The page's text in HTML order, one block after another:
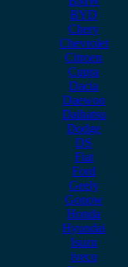
BYD
Chery
Chevrolet
Citroen
Cupra
Dacia
Daewoo
Daihatsu
Dodge
DS
Fiat
Ford
Geely
Gonow
Honda
Hyundai
Isuzu
iveco